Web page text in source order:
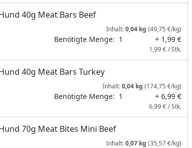
40g Meat Bars Beef
Inhalt:0,04 kg (49,75 €/kg)
Benötigte Menge: 1 + 1,99 €
1,99 € / Stk.
40g Meat Bars Turkey
Inhalt:0,04 kg (174,75 €/kg)
Benötigte Menge: 1 + 6,99 €
6,99 € / Stk.
70g Meat Bites Mini Beef
Inhalt:0,07 kg (35,57 €/kg)